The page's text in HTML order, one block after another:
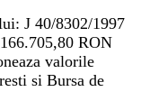
J 40/8302/1997
RON
valorile
si Bursa de